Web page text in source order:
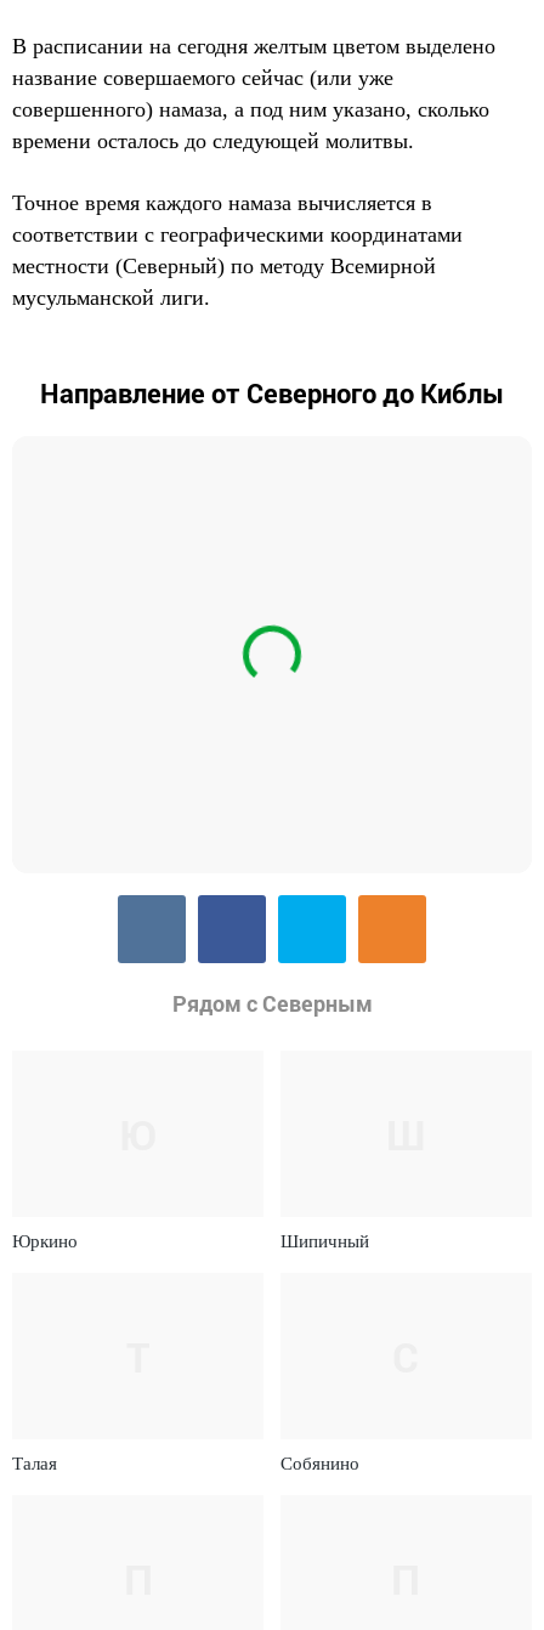
В расписании на сегодня желтым цветом выделено
название совершаемого сейчас (или уже
совершенного) намаза, а под ним указано, сколько
времени осталось до следующей молитвы.
Точное время каждого намаза вычисляется в
соответствии с географическими координатами
местности (Северный) по методу Всемирной
мусульманской лиги.
Направление от Северного до Киблы
Рядом с Северным
Юркино Шипичный
Талая Собянино